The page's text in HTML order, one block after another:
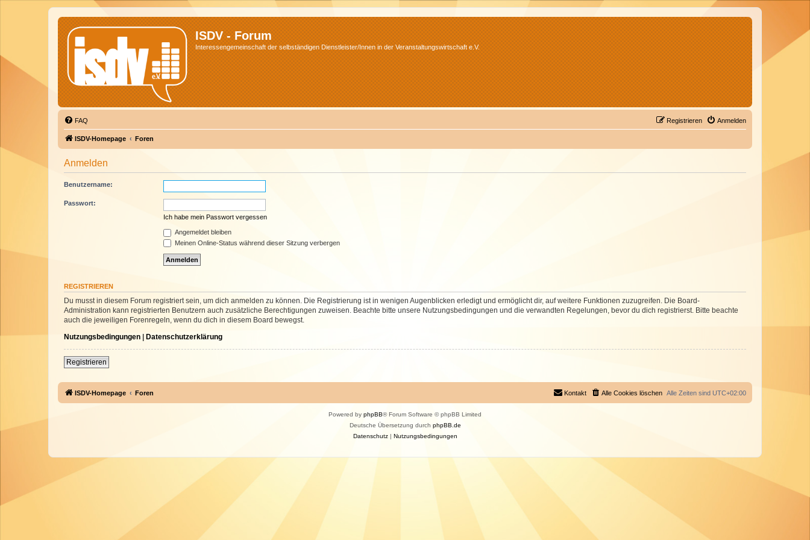
ISDV - Forum
Interessengemeinschaft der selbständigen Dienstleister/Innen in der Veranstaltungswirtschaft e.V.
FAQ Anmelden
Registrieren
ISDV-Homepage Foren
Anmelden
Benutzername:
Passwort:
Ich habe mein Passwort vergessen
Angemeldet bleiben
Meinen Online-Status während dieser Sitzung verbergen
REGISTRIEREN
Du musst in diesem Forum registriert sein, um dich anmelden zu können. Die Registrierung ist in wenigen Augenblicken erledigt und ermöglicht dir, auf weitere Funktionen zuzugreifen. Die Board-
Administration kann registrierten Benutzern auch zusätzliche Berechtigungen zuweisen. Beachte bitte unsere Nutzungsbedingungen und die verwandten Regelungen, bevor du dich registrierst. Bitte beachte
auch die jeweiligen Forenregeln, wenn du dich in diesem Board bewegst.
Nutzungsbedingungen | Datenschutzerklärung
Registrieren
ISDV-Homepage Foren Alle Zeiten sind UTC+02:00
Alle Cookies löschen
Kontakt
Powered by phpBB® Forum Software © phpBB Limited
Deutsche Übersetzung durch phpBB.de
Datenschutz| Nutzungsbedingungen